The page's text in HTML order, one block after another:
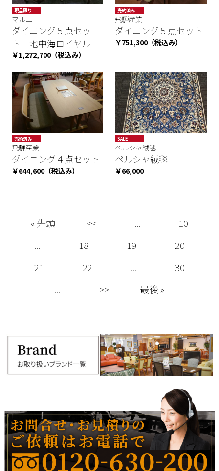
現品限り
マルニ
ダイニング５点セッ
ト 地中海ロイヤル
￥1,272,700（税込み）
売約済み
飛騨産業
ダイニング５点セット
￥751,300（税込み）
売約済み
飛騨産業
ダイニング４点セット
￥644,600（税込み）
SALE
ペルシャ絨毯
ペルシャ絨毯
￥66,000
« 先頭 << ...
10
...
18 19
20
21
22 ...
30
...
>> 最後 »